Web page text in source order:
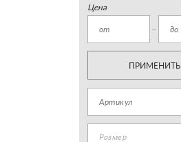
Цена
ПРИМЕНИТЬ
Размер